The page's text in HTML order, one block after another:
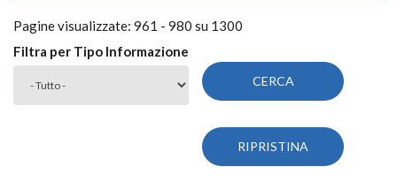
Pagine visualizzate: 961 - 980 su 1300
Filtra per Tipo Informazione